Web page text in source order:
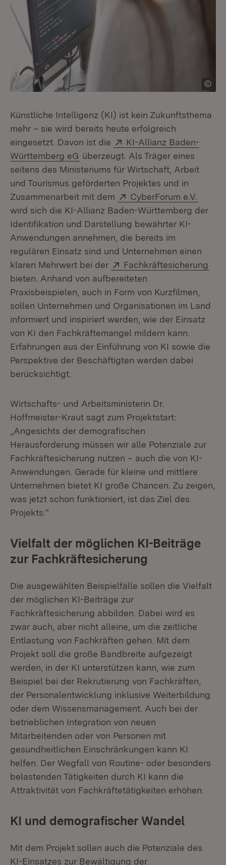
Künstliche Intelligenz (KI) ist kein Zukunftsthema
mehr – sie wird bereits heute erfolgreich
eingesetzt. Davon ist die
Extern:
KI-Allianz Baden-
Württemberg eG (Öffnet in neuem Fenster)
überzeugt. Als Träger eines
seitens des Ministeriums für Wirtschaft, Arbeit
und Tourismus geförderten Projektes und in
Zusammenarbeit mit dem
Extern:
CyberForum e.V.
wird sich die KI-Allianz Baden-Württemberg der
Identifikation und Darstellung bewährter KI-
Anwendungen annehmen, die bereits im
regulären Einsatz sind und Unternehmen einen
klaren Mehrwert bei der
Extern:
Fachkräftesicherung
bieten. Anhand von aufbereiteten
Praxisbeispielen, auch in Form von Kurzfilmen,
sollen Unternehmen und Organisationen im Land
informiert und inspiriert werden, wie der Einsatz
von KI den Fachkräftemangel mildern kann.
Erfahrungen aus der Einführung von KI sowie die
Perspektive der Beschäftigten werden dabei
berücksichtigt.
Wirtschafts- und Arbeitsministerin Dr.
Hoffmeister-Kraut sagt zum Projektstart:
„Angesichts der demografischen
Herausforderung müssen wir alle Potenziale zur
Fachkräftesicherung nutzen – auch die von KI-
Anwendungen. Gerade für kleine und mittlere
Unternehmen bietet KI große Chancen. Zu zeigen,
was jetzt schon funktioniert, ist das Ziel des
Projekts.“
Vielfalt der möglichen KI-Beiträge
zur Fachkräftesicherung
Die ausgewählten Beispielfälle sollen die Vielfalt
der möglichen KI-Beiträge zur
Fachkräftesicherung abbilden. Dabei wird es
zwar auch, aber nicht alleine, um die zeitliche
Entlastung von Fachkräften gehen. Mit dem
Projekt soll die große Bandbreite aufgezeigt
werden, in der KI unterstützen kann, wie zum
Beispiel bei der Rekrutierung von Fachkräften,
der Personalentwicklung inklusive Weiterbildung
oder dem Wissensmanagement. Auch bei der
betrieblichen Integration von neuen
Mitarbeitenden oder von Personen mit
gesundheitlichen Einschränkungen kann KI
helfen. Der Wegfall von Routine- oder besonders
belastenden Tätigkeiten durch KI kann die
Attraktivität von Fachkräftetätigkeiten erhöhen.
KI und demografischer Wandel
Mit dem Projekt sollen auch die Potenziale des
KI-Einsatzes zur Bewältigung der